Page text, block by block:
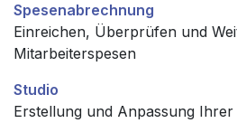
Spesenabrechnung
Einreichen, Überprüfen und
Mitarbeiterspesen
Studio
Erstellung und Anpassung